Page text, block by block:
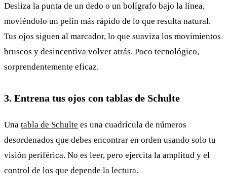
Desliza la punta de un dedo o un bolígrafo bajo la línea,
moviéndolo un pelín más rápido de lo que resulta natural.
Tus ojos siguen al marcador, lo que suaviza los movimientos
bruscos y desincentiva volver atrás. Poco tecnológico,
sorprendentemente eficaz.
3. Entrena tus ojos con tablas de Schulte
Una tabla de Schulte es una cuadrícula de números
desordenados que debes encontrar en orden usando solo tu
visión periférica. No es leer, pero ejercita la amplitud y el
control de los que depende la lectura.